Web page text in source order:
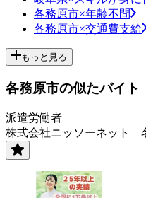
各務原市×年齢不問
各務原市×交通費支給
もっと見る
各務原市の似たバイト
派遣労働者
株式会社ニッソーネット